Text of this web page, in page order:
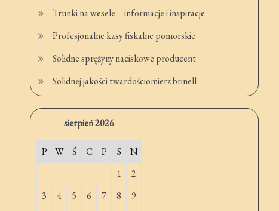
Trunki na wesele – informacje i inspiracje
Profesjonalne kasy fiskalne pomorskie
Solidne sprężyny naciskowe producent
Solidnej jakości twardościomierz brinell
sierpień 2026
P W Ś C P S
N
1
2
3
4 5 6 7 8
9